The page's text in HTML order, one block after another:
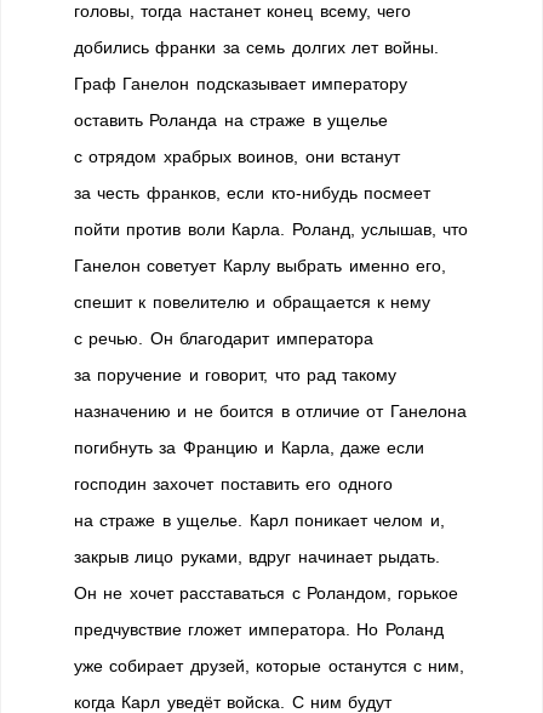
головы, тогда настанет конец всему, чего
добились франки за семь долгих лет войны.
Граф Ганелон подсказывает императору
оставить Роланда на страже в ущелье
с отрядом храбрых воинов, они встанут
за честь франков, если кто-нибудь посмеет
пойти против воли Карла. Роланд, услышав, что
Ганелон советует Карлу выбрать именно его,
спешит к повелителю и обращается к нему
с речью. Он благодарит императора
за поручение и говорит, что рад такому
назначению и не боится в отличие от Ганелона
погибнуть за Францию и Карла, даже если
господин захочет поставить его одного
на страже в ущелье. Карл поникает челом и,
закрыв лицо руками, вдруг начинает рыдать.
Он не хочет расставаться с Роландом, горькое
предчувствие гложет императора. Но Роланд
уже собирает друзей, которые останутся с ним,
когда Карл уведёт войска. С ним будут